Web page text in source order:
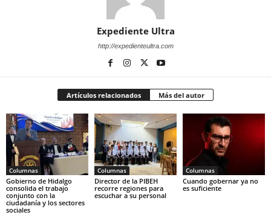
Expediente Ultra
http://expedienteultra.com
Artículos relacionados Más del autor
Columnas
Gobierno de Hidalgo
consolida el trabajo
conjunto con la
ciudadanía y los sectores
sociales
Columnas
Director de la PIBEH
recorre regiones para
escuchar a su personal
Columnas
Cuando gobernar ya no
es suficiente